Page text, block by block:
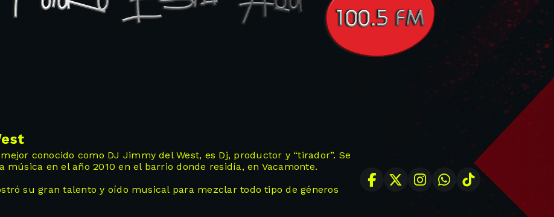
conocido como DJ Jimmy del West, es Dj, productor y “tirador”. Se
música en el año 2010 en el barrio donde residía, en Vacamonte.
su gran talento y oído musical para mezclar todo tipo de géneros